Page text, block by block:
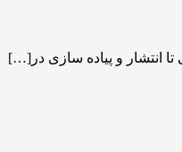
انتشار و پیاده سازی در[…]